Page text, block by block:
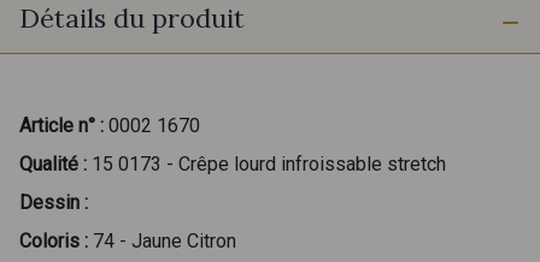
Détails du produit
Article n° : 0002 1670
Qualité : 15 0173 - Crêpe lourd infroissable stretch
Dessin :
Coloris : 74 - Jaune Citron